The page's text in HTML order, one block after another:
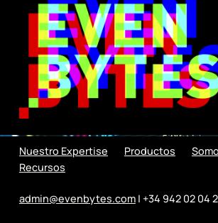
Nuestro Expertise Productos
Recursos
admin@evenbytes.com| +34 942 02 04